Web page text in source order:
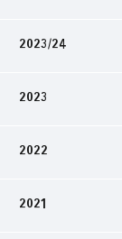
2023/24
2023
2022
2021